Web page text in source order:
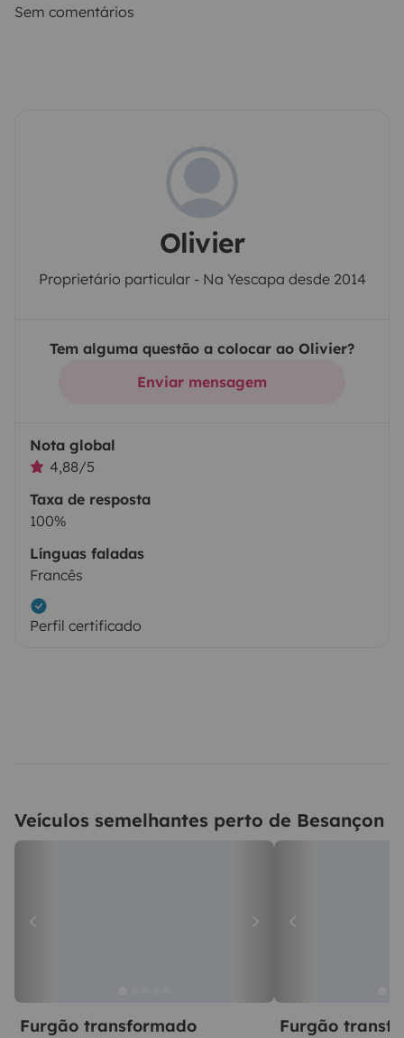
Sem comentários
Olivier
Proprietário particular - Na Yescapa desde 2014
Tem alguma questão a colocar ao Olivier?
Enviar mensagem
Nota global
4,88/5
Taxa de resposta
100%
Línguas faladas
Francês
Perfil certificado
Veículos semelhantes perto de Besançon
Furgão transformado Furgão